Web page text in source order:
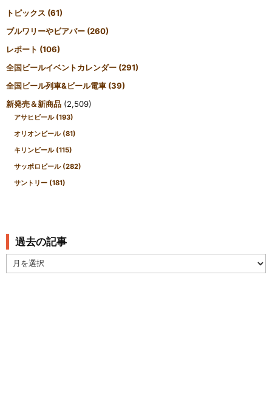
トピックス (61)
ブルワリーやビアバー (260)
レポート (106)
全国ビールイベントカレンダー (291)
全国ビール列車&ビール電車 (39)
新発売＆新商品 (2,509)
アサヒビール (193)
オリオンビール (81)
キリンビール (115)
サッポロビール (282)
サントリー (181)
過去の記事
去